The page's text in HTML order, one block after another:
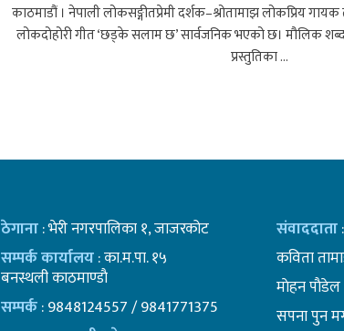
काठमाडौं । नेपाली लोकसङ्गीतप्रेमी दर्शक–श्रोतामाझ लोकप्रिय
लोकदोहोरी गीत ‘छड्के सलाम छ’ सार्वजनिक भएको छ। मौलिक
प्रस्तुतिका ...
ठेगाना: भेरी नगरपालिका १, जाजरकोट
सम्पर्क कार्यालय: का.म.पा. १५
बनस्थली काठमाण्डाै
सम्पर्क: 9848124557 / 9841771375
संवाददाता:
कविता
माेहन
सपना पुन